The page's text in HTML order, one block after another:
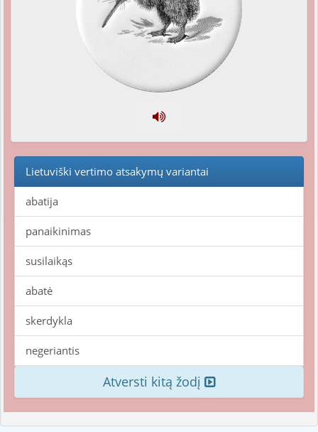
Lietuviški vertimo atsakymų variantai
abatija
panaikinimas
susilaikąs
abatė
skerdykla
negeriantis
Atversti kitą žodį